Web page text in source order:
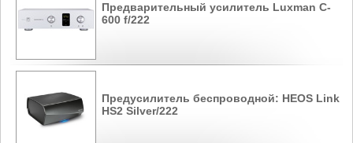
Предварительный усилитель Luxman C-
600 f/222
Предусилитель беспроводной: HEOS Link
HS2 Silver/222